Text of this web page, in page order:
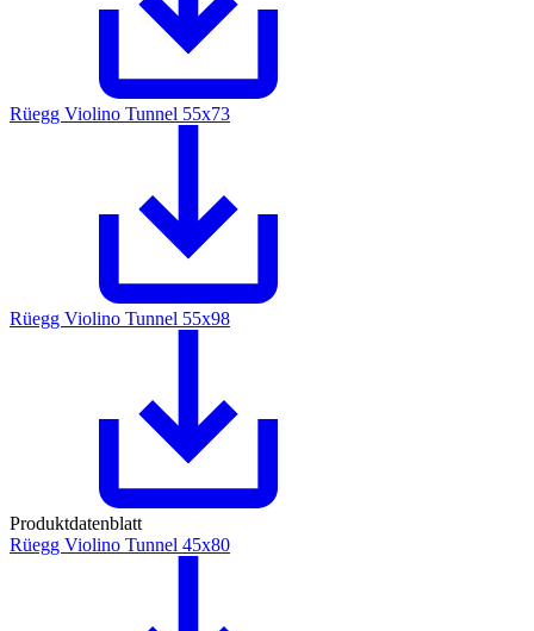
Rüegg Violino Tunnel 55x73
Rüegg Violino Tunnel 55x98
Produktdatenblatt
Rüegg Violino Tunnel 45x80